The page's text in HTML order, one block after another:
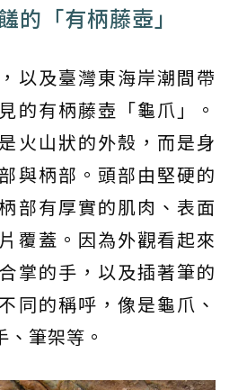
的「有柄藤壺」
以及臺灣東海岸潮間帶
的有柄藤壺「龜爪」。
火山狀的外殼，而是身
與柄部。頭部由堅硬的
部有厚實的肌肉、表面
覆蓋。因為外觀看起來
掌的手，以及插著筆的
同的稱呼，像是龜爪、
筆架等。